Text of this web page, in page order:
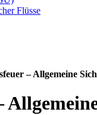
Flüsse
– Allgemeine